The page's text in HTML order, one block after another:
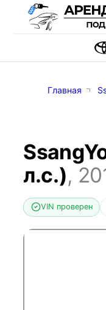
Главная
л.с.),
VIN проверен